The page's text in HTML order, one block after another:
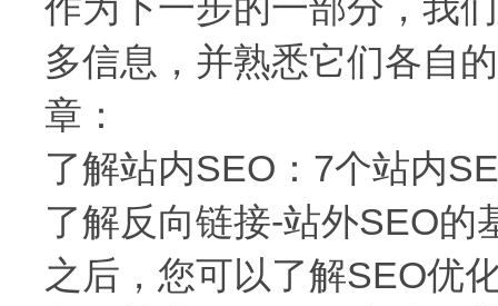
多信息，并熟悉它们各自
章：
了解站内SEO：7个站内
了解反向链接-站外SEO的
之后，您可以了解SEO优